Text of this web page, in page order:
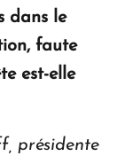
dans le
faute
est-elle
présidente